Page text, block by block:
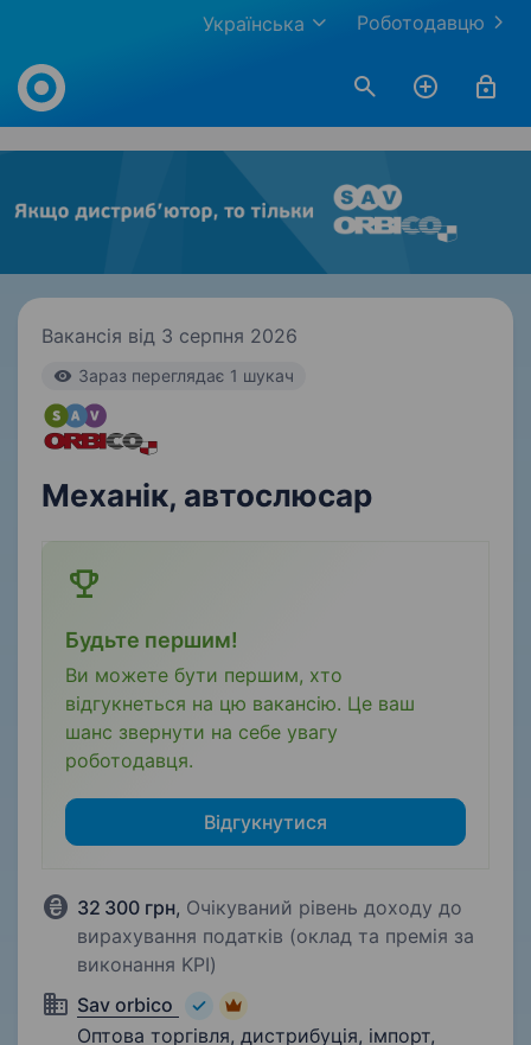
Роботодавцю
Українська
Work.ua
Вакансія від 3 серпня 2026
Зараз переглядає 1 шукач
Механік, автослюсар
Будьте першим!
Ви можете бути першим, хто
відгукнеться на цю вакансію. Це ваш
шанс звернути на себе увагу
роботодавця.
Відгукнутися
32 300 грн, Очікуваний рівень доходу до
вирахування податків (оклад та премія за
виконання KPI)
Sav orbico
Оптова торгівля, дистрибуція, імпорт,